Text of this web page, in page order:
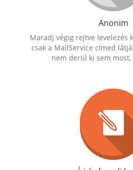
Anonim
Maradj végig rejtve levelezés
csak a MailService címed
nem derül ki sem most,